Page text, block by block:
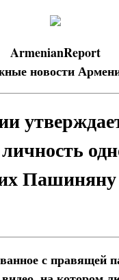
ArmenianReport
новости
Пашиняну
с правящей